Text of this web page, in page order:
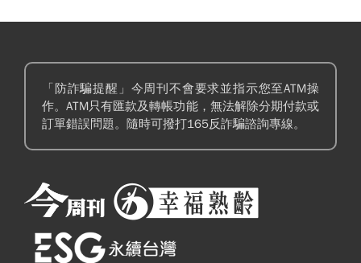
「防詐騙提醒」今周刊不會要求並指示您至ATM操
作。ATM只有匯款及轉帳功能，無法解除分期付款或
訂單錯誤問題。隨時可撥打165反詐騙諮詢專線。